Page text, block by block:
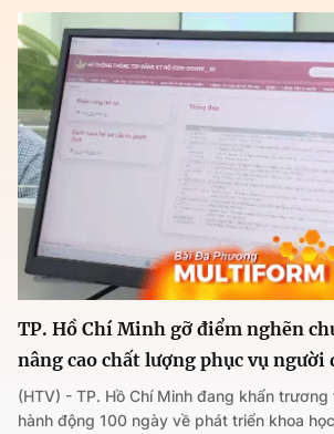
TP. Hồ Chí Minh gỡ điểm nghẽn
nâng cao chất lượng phục vụ người
(HTV) - TP. Hồ Chí Minh đang khẩn trương
hành động 100 ngày về phát triển khoa